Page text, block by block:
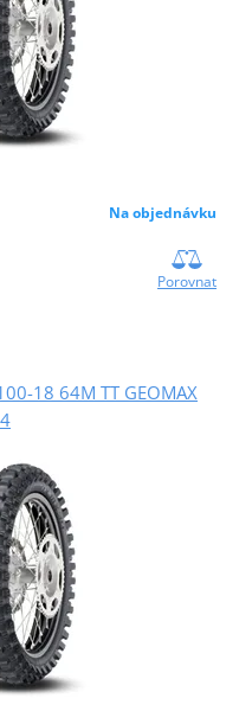
Na objednávku
Porovnat
18 64M TT GEOMAX